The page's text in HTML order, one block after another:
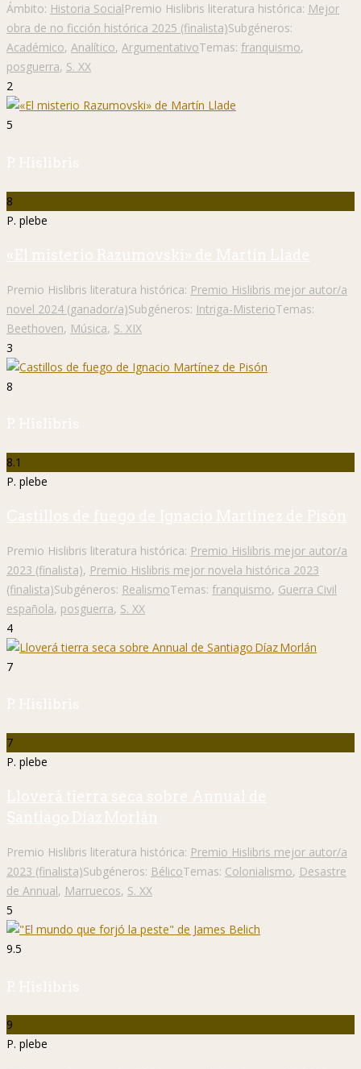
Ámbito: Historia SocialPremio Hislibris literatura histórica: Mejor
obra de no ficción histórica 2025 (finalista)Subgéneros:
Académico, Analítico, ArgumentativoTemas: franquismo,
posguerra, S. XX
2
5
P. Hislibris
8
P. plebe
«El misterio Razumovski» de Martín Llade
Premio Hislibris literatura histórica: Premio Hislibris mejor autor/a
novel 2024 (ganador/a)Subgéneros: Intriga-MisterioTemas:
Beethoven, Música, S. XIX
3
8
P. Hislibris
8.1
P. plebe
Castillos de fuego de Ignacio Martínez de Pisón
Premio Hislibris literatura histórica: Premio Hislibris mejor autor/a
2023 (finalista), Premio Hislibris mejor novela histórica 2023
(finalista)Subgéneros: RealismoTemas: franquismo, Guerra Civil
española, posguerra, S. XX
4
7
P. Hislibris
7
P. plebe
Lloverá tierra seca sobre Annual de
Santiago Díaz Morlán
Premio Hislibris literatura histórica: Premio Hislibris mejor autor/a
2023 (finalista)Subgéneros: BélicoTemas: Colonialismo, Desastre
de Annual, Marruecos, S. XX
5
9.5
P. Hislibris
9
P. plebe